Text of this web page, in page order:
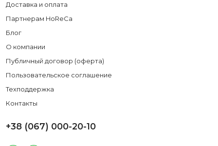
Доставка и оплата
Партнерам HoReCa
Блог
О компании
Публичный договор (оферта)
Пользовательское соглашение
Техподдержка
Контакты
+38 (067) 000-20-10